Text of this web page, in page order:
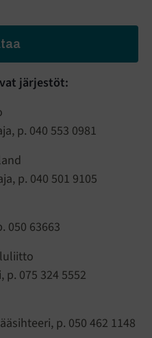
järjestöt:
p. 040 553 0981
p. 040 501 9105
050 63663
075 324 5552
p. 050 462 1148